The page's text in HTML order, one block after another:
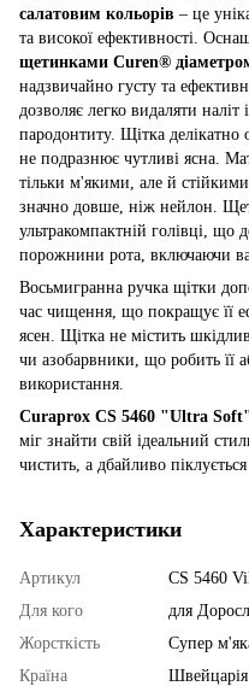
салатовим кольорів – це
та високої ефективності.
щетинками Curen®
надзвичайно густу та
дозволяє легко видаляти наліт
пародонтиту. Щітка делікатно
не подразнює чутливі ясна.
тільки м'якими, але й
значно довше, ніж нейлон.
ультракомпактній голівці, що
порожнини рота, включаючи
Восьмигранна ручка щітки
час чищення, що покращує її
ясен. Щітка не містить
чи азобарвники, що робить її
використання.
Curaprox CS 5460 "Ultra
міг знайти свій ідеальний
чистить, а дбайливо
Характеристики
Артикул
CS 5460
Для кого
для
Жорсткість
Супер
Країна
Швейцарія